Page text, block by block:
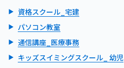
資格スクール_宅建
パソコン教室
通信講座_医療事務
キッズスイミングスクール_ 幼児